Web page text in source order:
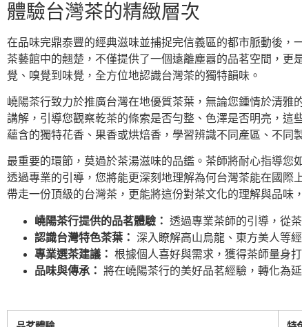
體驗台灣茶的精緻層次
在品味完鼎泰豐的經典滋味並捕捉完信義區的都市脈動後
茶藝館中的翹楚，不僅提供了一個遠離塵囂的品茗空間，
覺、嗅覺到味覺，全方位地認識台灣茶的獨特韻味。
嶢陽茶行致力於推廣台灣在地優質茶葉，無論您鍾情於清雅
講解，引導您觀察乾茶的條索是否勻整、色澤是否明亮，
蘊含的獨特花香、果香或烘焙香，學習辨識不同產區、不同
最重要的環節，莫過於茶湯滋味的品鑑。茶師將耐心指導您
透過專業的引導，您將能更深刻地理解為何台灣茶能在國際
帶走一份頂級的台灣茶，更能將這份對茶文化的理解與品味
嶢陽茶行提供的品茗體驗： 透過專業茶師的引導，從
認識台灣特色茶葉： 深入瞭解高山烏龍、東方美人等
專業選茶建議： 根據個人喜好與需求，獲得茶師量身
品味與傳承： 將在嶢陽茶行的美好品茗經驗，轉化為